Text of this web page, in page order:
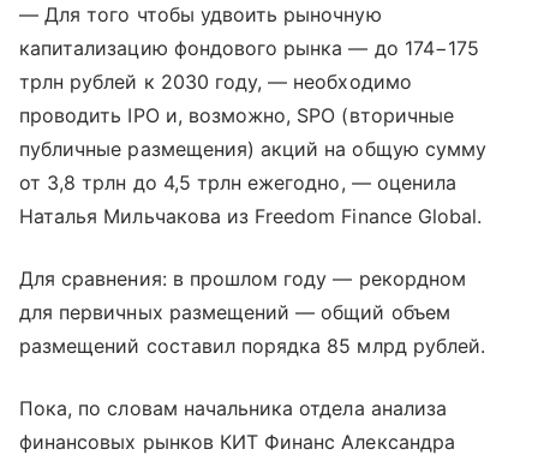
— Для того чтобы удвоить рыночную
капитализацию фондового рынка — до 174−175
трлн рублей к 2030 году, — необходимо
проводить IPO и, возможно, SPO (вторичные
публичные размещения) акций на общую сумму
от 3,8 трлн до 4,5 трлн ежегодно, — оценила
Наталья Мильчакова из Freedom Finance Global.
Для сравнения: в прошлом году — рекордном
для первичных размещений — общий объем
размещений составил порядка 85 млрд рублей.
Пока, по словам начальника отдела анализа
финансовых рынков КИТ Финанс Александра